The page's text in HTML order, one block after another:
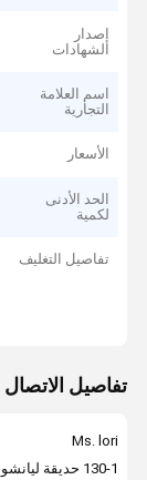
إصدار
الشهادات
اسم العلامة
التجارية
الأسعار
الحد الأدنى
لكمية
تفاصيل التغليف
تفاصيل الاتصال
Ms. lori
130-1 حديقة ليانشوانغ الصناعية الذكية